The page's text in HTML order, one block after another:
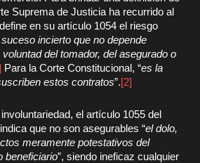
Suprema de Justicia ha recurrido al
en su artículo 1054 el riesgo
incierto que no depende
del tomador, del asegurado o
Para la Corte Constitucional, “es la
estos contratos”.[2]
el artículo 1055 del
que no son asegurables “el dolo,
meramente potestativos del
beneficiario”, siendo ineficaz cualquier